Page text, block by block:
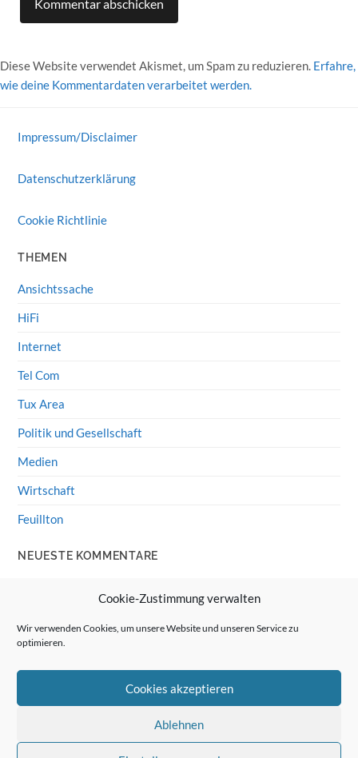
Cookie-Zustimmung verwalten
Wir verwenden Cookies, um unsere Website und unseren Service zu
optimieren.
Cookies akzeptieren
Ablehnen
Diese Website verwendet Akismet, um Spam zu reduzieren. Erfahre,
wie deine Kommentardaten verarbeitet werden.
Impressum/Disclaimer
Datenschutzerklärung
Cookie Richtlinie
THEMEN
Ansichtssache
HiFi
Internet
Tel Com
Tux Area
Politik und Gesellschaft
Medien
Wirtschaft
Feuillton
NEUESTE KOMMENTARE
Wolff von Rechenberg
Linux Mint: Google Drive integrieren
HiFi-Klassiker: Celestion 3